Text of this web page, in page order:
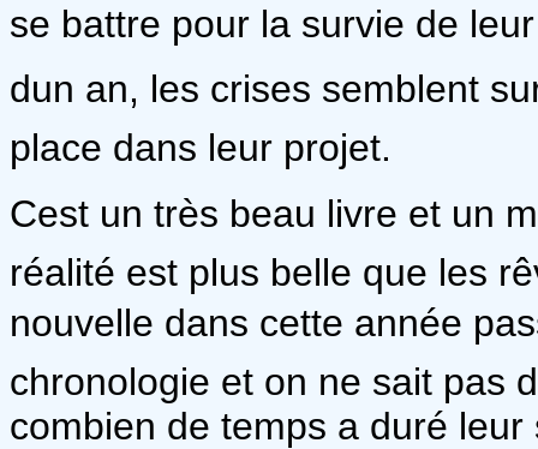
se battre pour la survie de
dun an, les crises semblent
place dans leur projet.
Cest un très beau livre et un
réalité est plus belle que les
nouvelle dans cette année
chronologie et on ne sait pas
combien de temps a duré